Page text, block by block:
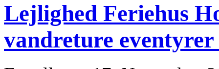
Lejlighed Feriehus
vandreture